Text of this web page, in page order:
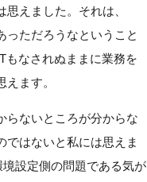
えました。それは、
っただろうなということ
もなされぬままに業務を
ます。
らないところが分からな
ではないと私には思えま
設定側の問題である気が